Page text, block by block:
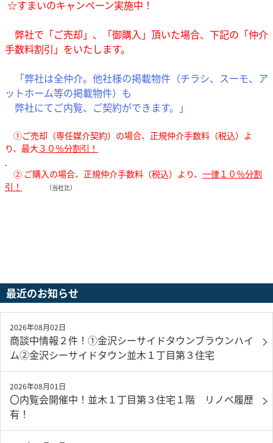
☆すまいのキャンペーン実施中！
弊社で「ご売却」、「御購入」頂いた場合、下記の「仲介
手数料割引」をいたします。
「弊社は全仲介。他社様の掲載物件（チラシ、スーモ、ア
ットホーム等の掲載物件）も
弊社にてご内覧、ご契約ができます。」
①ご売却（専任媒介契約）の場合、正規仲介手数料（税込）よ
り、最大３０％分割引！
② ご購入の場合、正規仲介手数料（税込）より、 一律１０％分割
引！
（当社比）
最近のお知らせ
2026年08月02日
商談中情報２件！①金沢シーサイドタウンブラウンハイ
ム②金沢シーサイドタウン並木１丁目第３住宅
2026年08月01日
〇内覧会開催中！並木１丁目第３住宅１階 リノベ履歴
有！